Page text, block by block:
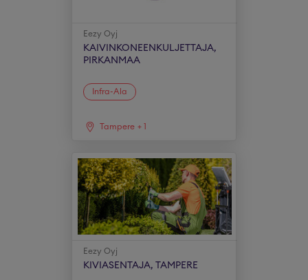
Eezy Oyj
KAIVINKONEENKULJETTAJA,
PIRKANMAA
Infra-Ala
Tampere + 1
Eezy Oyj
KIVIASENTAJA, TAMPERE